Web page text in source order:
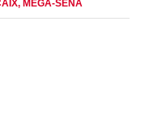
, MEGA-SENA